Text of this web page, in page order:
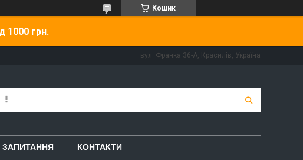
Кошик
1000 грн.
вул. Франка 36-А, Красилів, Україна
ЗАПИТАННЯ КОНТАКТИ